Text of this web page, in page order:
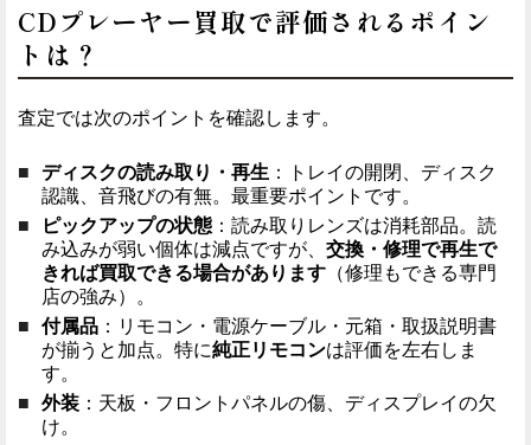
CDプレーヤー買取で評価されるポイン
トは？
査定では次のポイントを確認します。
ディスクの読み取り・再生 ：トレイの開閉、ディスク
認識、音飛びの有無。最重要ポイントです。
ピックアップの状態 ：読み取りレンズは消耗部品。読
み込みが弱い個体は減点ですが、 交換・修理で再生で
きれば買取できる場合があります （修理もできる専門
店の強み）。
付属品 ：リモコン・電源ケーブル・元箱・取扱説明書
が揃うと加点。特に純正リモコンは評価を左右しま
す。
外装 ：天板・フロントパネルの傷、ディスプレイの欠
け。